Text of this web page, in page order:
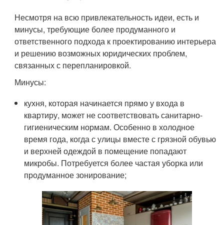
Несмотря на всю привлекательность идеи, есть и
минусы, требующие более продуманного и
ответственного подхода к проектированию интерьера
и решению возможных юридических проблем,
связанных с перепланировкой.
Минусы:
кухня, которая начинается прямо у входа в
квартиру, может не соответствовать санитарно-
гигиеническим нормам. Особенно в холодное
время года, когда с улицы вместе с грязной обувью
и верхней одеждой в помещение попадают
микробы. Потребуется более частая уборка или
продуманное зонирование;